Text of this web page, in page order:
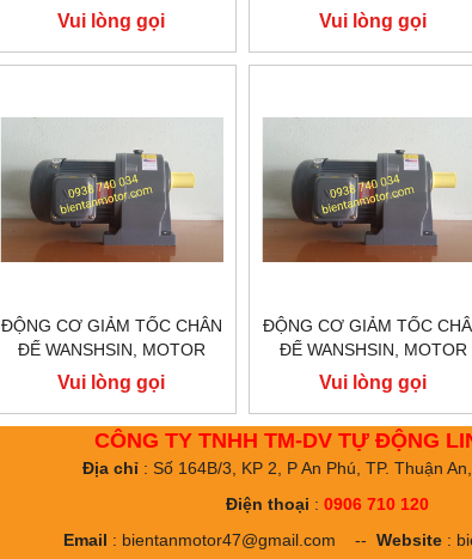
GIẢM TỐC WANSHSIN
200W GH22-200-50S
Vui lòng gọi
GIẢM TỐC WANSHSIN
200W GH22-200-40S
Vui lòng gọi
ĐỘNG CƠ GIẢM TỐC CHÂN
ĐẾ WANSHSIN, MOTOR
GIẢM TỐC WANSHSIN
200W GH22-200-15S
Vui lòng gọi
ĐỘNG CƠ GIẢM TỐC
ĐẾ WANSHSIN, MOTOR
GIẢM TỐC WANSHSIN
200W GH18-200-20S
Vui lòng gọi
CÔNG TY TNHH TM-DV TỰ ĐỘNG
Địa chỉ: Số 164B/3, KP 2, P An Phú, TP. Thuận
Điện thoại : 0906 710 120
Email : bientanmotor47@gmail.com -- Website: